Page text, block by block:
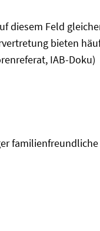
diesem Feld
bieten
IAB-Doku)